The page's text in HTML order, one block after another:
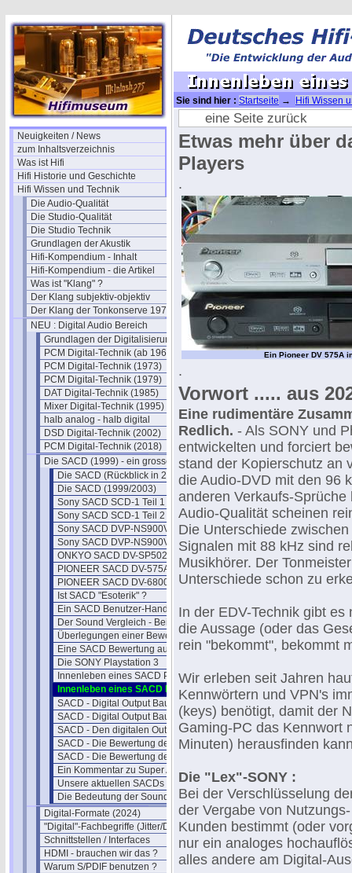
Neuigkeiten / News
zum Inhaltsverzeichnis
Was ist Hifi
Hifi Historie und Geschichte
Hifi Wissen und Technik
Die Audio-Qualität
Die Studio-Qualität
Die Studio Technik
Grundlagen der Akustik
Hifi-Kompendium - Inhalt
Hifi-Kompendium - die Artikel
Was ist "Klang" ?
Der Klang subjektiv-objektiv
Der Klang der Tonkonserve 1979
NEU : Digital Audio Bereich
Grundlagen der Digitalisierung
PCM Digital-Technik (ab 1967)
PCM Digital-Technik (1973)
PCM Digital-Technik (1979)
DAT Digital-Technik (1985)
Mixer Digital-Technik (1995)
halb analog - halb digital
DSD Digital-Technik (2002)
PCM Digital-Technik (2018)
Die SACD (1999) - ein grosser Flop?
Die SACD (Rückblick in 2022)
Die SACD (1999/2003)
Sony SACD SCD-1 Teil 1
Sony SACD SCD-1 Teil 2
Sony SACD DVP-NS900V
Sony SACD DVP-NS900V - 2
ONKYO SACD DV-SP502E
PIONEER SACD DV-575A
PIONEER SACD DV-6800
Ist SACD "Esoterik" ?
Ein SACD Benutzer-Handbuch 2004
Der Sound Vergleich - Beispiele
Überlegungen einer Beweisführung
Eine SACD Bewertung aus 2002
Die SONY Playstation 3
Innenleben eines SACD Players I
Innenleben eines SACD Players II
SACD - Digital Output Bausatz I
SACD - Digital Output Bausatz II
SACD - Den digitalen Output nutzen
SACD - Die Bewertung der Qualität
SACD - Die Bewertung der Booklets
Ein Kommentar zu Super Audio CD
Unsere aktuellen SACDs 2025
Die Bedeutung der Soundkarte
Digital-Formate (2024)
"Digital"-Fachbegriffe (Jitter/Dither)
Schnittstellen / Interfaces
HDMI - brauchen wir das ?
Warum S/PDIF benutzen ?
Sie sind hier : Startseite →
Hifi Wissen
ein grosser Flop?→ Innenleben eines
eine Seite zurück
Etwas mehr über
Players
.
Ein Pioneer DV 575A
.
Vorwort ..... aus
Eine rudimentäre
Redlich. - Als SONY und
entwickelten und forciert
stand der Kopierschutz an
die Audio-DVD mit den 96
anderen Verkaufs-
Audio-Qualität scheinen
Die Unterschiede
Signalen mit 88 kHz sind
Musikhörer. Der
Unterschiede schon zu
In der EDV-Technik gibt
die Aussage (oder das
rein "bekommt", bekommt
Wir erleben seit Jahren
Kennwörtern und VPN's
(keys) benötigt, damit der
Gaming-PC das Kennwort
Minuten) herausfinden
Die "Lex"-SONY :
Bei der Verschlüsselung
der Vergabe von
Kunden bestimmt (oder
nur ein analoges
alles andere am Digital-